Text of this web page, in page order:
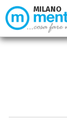
MILANO